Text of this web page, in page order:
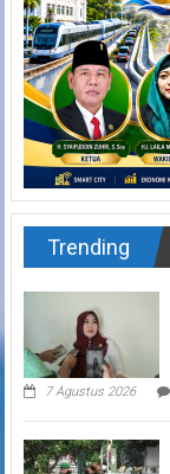
Trending
7 Agustus 2026